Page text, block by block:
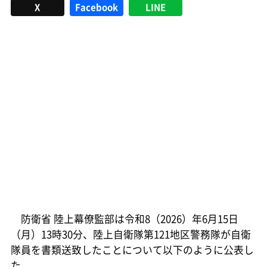
X Facebook LINE
防衛省 陸上幕僚監部は令和8（2026）年6月15日
（月）13時30分、陸上自衛隊第121地区警務隊が自衛
隊員を書類送致したことについて以下のように公表し